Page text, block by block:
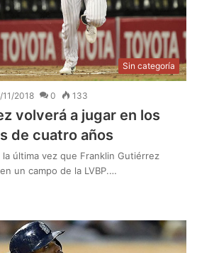
Sin categoría
11/2018 0 133
volverá a jugar en los
de cuatro años
última vez que Franklin Gutiérrez
un campo de la LVBP.…